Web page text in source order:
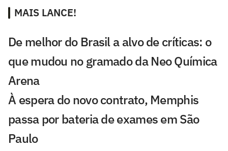
MAIS LANCE!
De melhor do Brasil a alvo de críticas: o
que mudou no gramado da Neo Química
Arena
À espera do novo contrato, Memphis
passa por bateria de exames em São
Paulo